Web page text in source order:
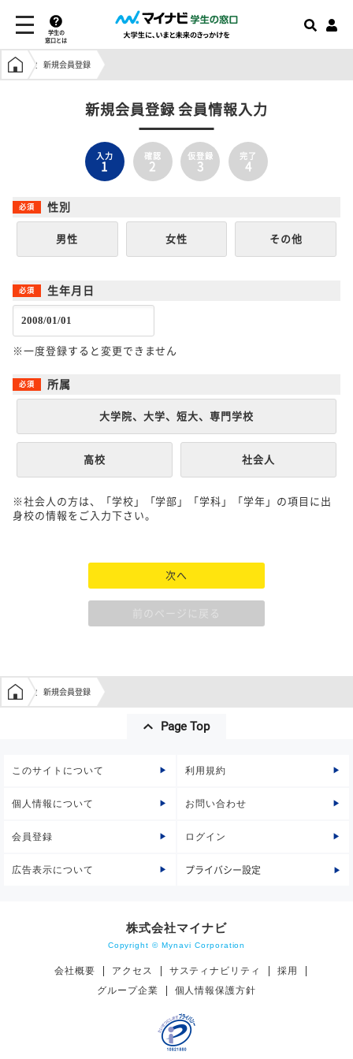
学生の
窓口とは
学生の窓口トップ
新規会員登録
新規会員登録 会員情報入力
入力
1
確認
2
仮登録
3
完了
4
性別
男性 女性 その他
生年月日
※一度登録すると変更できません
所属
大学院、大学、短大、専門学校
高校 社会人
※社会人の方は、「学校」「学部」「学科」「学年」の項目に出
身校の情報をご入力下さい。
次へ
前のページに戻る
学生の窓口トップ
新規会員登録
Page Top
このサイトについて 利用規約
個人情報について お問い合わせ
会員登録 ログイン
広告表示について プライバシー設定
株式会社マイナビ
Copyright © Mynavi Corporation
会社概要 アクセス サスティナビリティ
採用
グループ企業
個人情報保護方針